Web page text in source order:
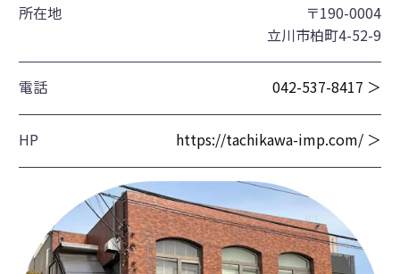
所在地
〒190-0004
立川市柏町4-52-9
電話 042-537-8417 ＞
HP https://tachikawa-imp.com/ ＞